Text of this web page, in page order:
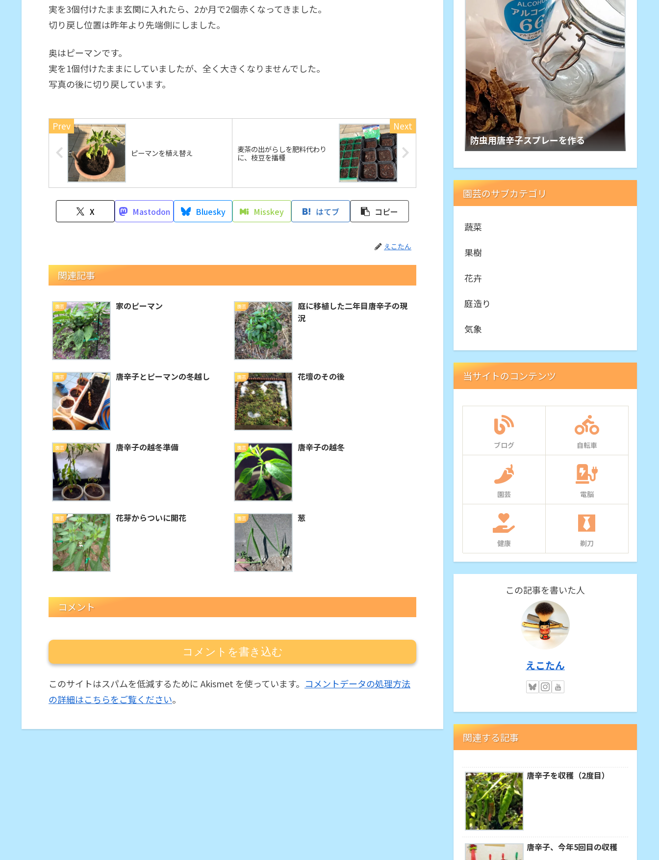
実を3個付けたまま玄関に入れたら、2か月で2個赤くなってきました。
切り戻し位置は昨年より先端側にしました。
奥はピーマンです。
実を1個付けたままにしていましたが、全く大きくなりませんでした。
写真の後に切り戻しています。
ピーマンを植え替え
麦茶の出がらしを肥料代わり
に、枝豆を播種
X Mastodon Bluesky Misskey はてブ コピー
えこたん
関連記事
園芸 家のピーマン 園芸
庭に移植した二年目唐辛子の現
況
園芸 唐辛子とピーマンの冬越し 園芸 花壇のその後
園芸 唐辛子の越冬準備 園芸 唐辛子の越冬
園芸 花芽からついに開花 園芸 葱
コメント
コメントを書き込む
このサイトはスパムを低減するために Akismet を使っています。 コメントデータの処理方法
の詳細はこちらをご覧ください。
防虫用唐辛子スプレーを作る
園芸のサブカテゴリ
蔬菜
果樹
花卉
庭造り
気象
当サイトのコンテンツ
ブログ 自転車
園芸 電脳
健康 剃刀
この記事を書いた人
えこたん
関連する記事
唐辛子を収穫（2度目）
唐辛子、今年5回目の収穫